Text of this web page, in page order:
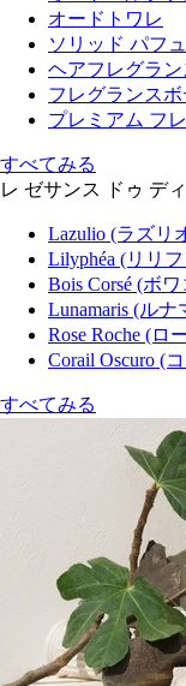
オードトワレ
ソリッド パフ
ヘアフレグラン
フレグランス
プレミアム フ
すべてみる
レ ゼサンス ドゥ デ
Lazulio (ラズリ
Lilyphéa (リリ
Bois Corsé (ボ
Lunamaris (ルナ
Rose Roche (ロ
Corail Oscuro (
すべてみる